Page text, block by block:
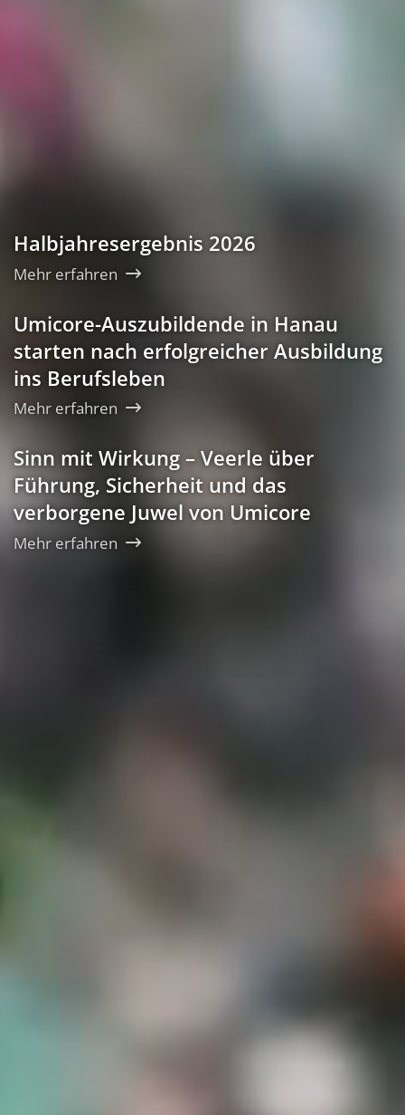
Halbjahresergebnis 2026
Mehr erfahren
Umicore-Auszubildende in Hanau
starten nach erfolgreicher Ausbildung
ins Berufsleben
Mehr erfahren
Sinn mit Wirkung – Veerle über
Führung, Sicherheit und das
verborgene Juwel von Umicore
Mehr erfahren